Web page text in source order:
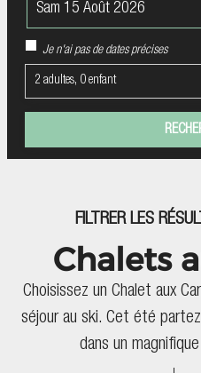
Je n'ai pas de dates précises
2 adultes, 0 enfant
FILTRER LES
Chalets
Choisissez un Chalet aux
séjour au ski. Cet été
dans un